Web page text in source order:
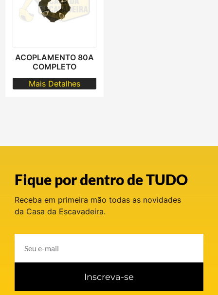
ACOPLAMENTO 80A
COMPLETO
Mais Detalhes
Fique por dentro de TUDO
Receba em primeira mão todas as novidades
da Casa da Escavadeira.
Inscreva-se